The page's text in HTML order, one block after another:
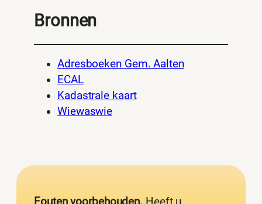
Bronnen
Adresboeken Gem. Aalten
ECAL
Kadastrale kaart
Wiewaswie